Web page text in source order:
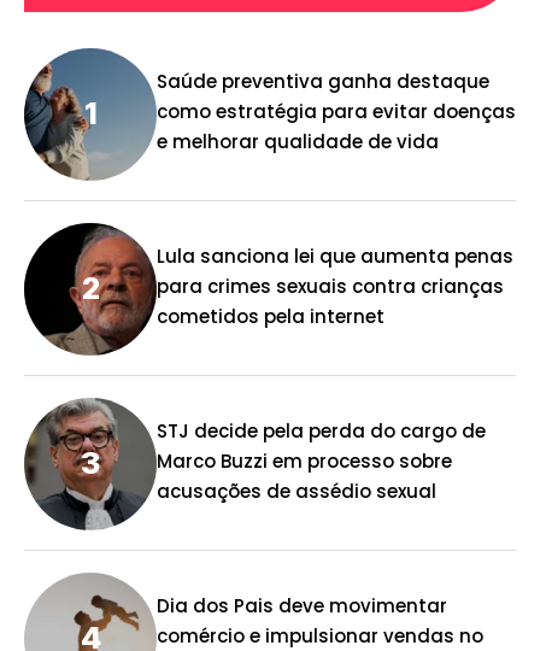
Saúde preventiva ganha destaque
como estratégia para evitar doenças
e melhorar qualidade de vida
Lula sanciona lei que aumenta penas
para crimes sexuais contra crianças
cometidos pela internet
STJ decide pela perda do cargo de
Marco Buzzi em processo sobre
acusações de assédio sexual
Dia dos Pais deve movimentar
comércio e impulsionar vendas no